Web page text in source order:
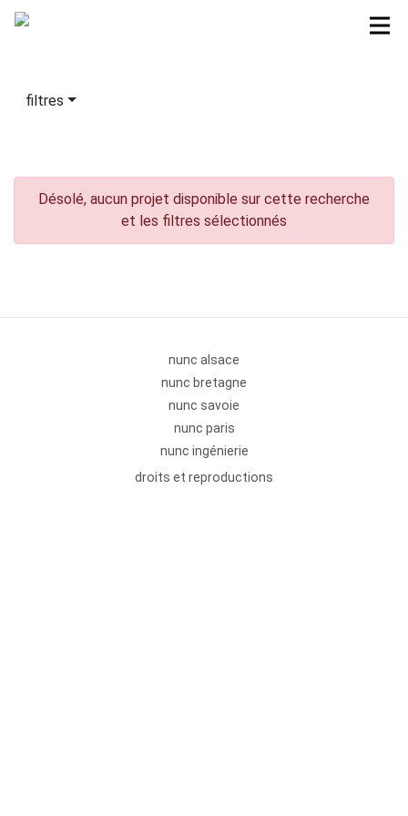
filtres
Désolé, aucun projet disponible sur cette recherche
et les filtres sélectionnés
nunc alsace
nunc bretagne
nunc savoie
nunc paris
nunc ingénierie
droits et reproductions